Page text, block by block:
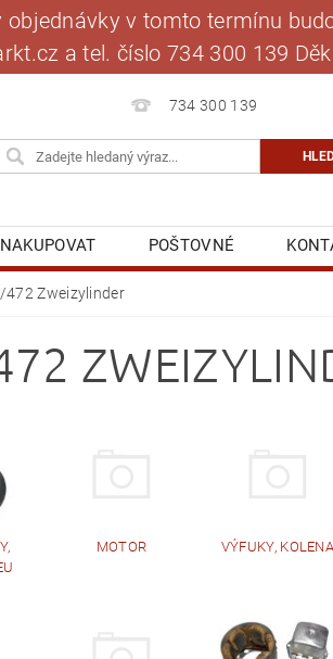
objednávky v tomto termínu
a tel. číslo 734 300 139
734 300 139
POŠTOVNÉ
MOJE OBJEDNÁVKA
472 Zweizylinder
MOTOR VÝFUKY, KOLENA